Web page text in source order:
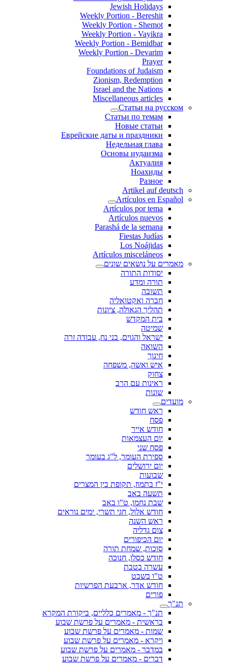
Jewish Holidays
Weekly Portion - Bereshit
Weekly Portion - Shemot
Weekly Portion - Vayikra
Weekly Portion - Bemidbar
Weekly Portion - Devarim
Prayer
Foundations of Judaism
Zionism, Redemption
Israel and the Nations
Miscellaneous articles
Статьи на русском
Статьи по темам
Новые статьи
Еврейские даты и праздники
Недельная глава
Основы иудаизма
Актуалия
Ноахиды
Разное
Artikel auf deutsch
Artículos en Español
Artículos por tema
Artículos nuevos
Parashá de la semana
Fiestas Judías
Los Noájidas
Artículos misceláneos
מאמרים על נושאים שונים
יסודות התורה
תורה ומדע
תשובה
חברה ואקטואליה
תהליך הגאולה, ציונות
בית המקדש
שמיטה
ישראל והגוים, בני נח, עבודה זרה
השואה
חינוך
איש ואשה, משפחה
צחוק
ראינות עם הרב
שונות
מועדים
ראש חודש
פסח
חודש אייר
יום העצמאות
פסח שני
ספירת העומר, ל"ג בעומר
יום ירושלים
שבועות
י"ז בתמוז, תקופת בין המצרים
תשעה באב
שבת נחמו, ט"ו באב
חודש אלול, חגי תשרי, ימים נוראים
ראש השנה
צום גדליה
יום הכיפורים
סוכות, שמחת תורה
חודש כסלו, חנוכה
עשרה בטבת
ט"ו בשבט
חודש אדר, ארבעת הפרשיות
פורים
תנ"ך
תנ"ך - מאמרים כלליים, ביקורת המקרא
בראשית - מאמרים על פרשת שבוע
שמות - מאמרים על פרשת שבוע
ויקרא - מאמרים על פרשת שבוע
במדבר - מאמרים על פרשת שבוע
דברים - מאמרים על פרשת שבוע